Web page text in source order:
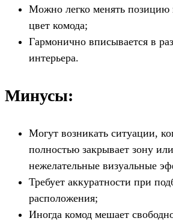
Можно легко менять позицию
цвет комода;
Гармонично вписывается в
интерьера.
Минусы:
Могут возникать ситуации,
полностью закрывает зону
нежелательные визуальные
Требует аккуратности при
расположения;
Иногда комод мешает